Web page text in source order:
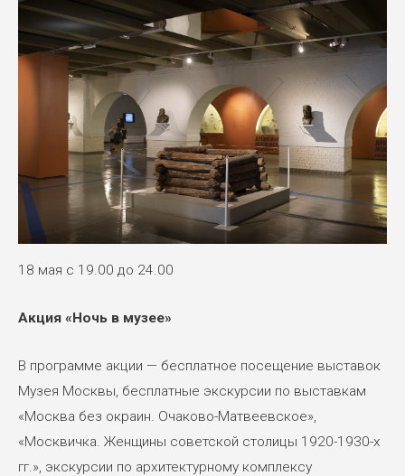
18 мая с 19.00 до 24.00
Акция «Ночь в музее»
В программе акции — бесплатное посещение выставок
Музея Москвы, бесплатные экскурсии по выставкам
«Москва без окраин. Очаково-Матвеевское»,
«Москвичка. Женщины советской столицы 1920-1930-х
гг.», экскурсии по архитектурному комплексу